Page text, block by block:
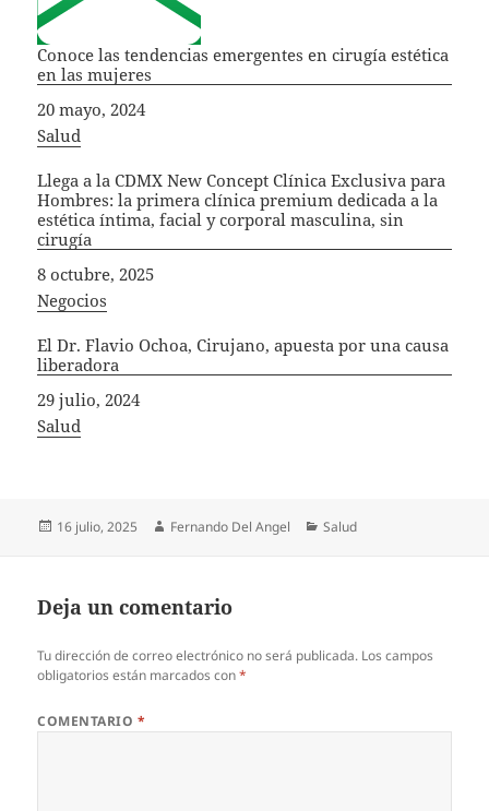
Conoce las tendencias emergentes en cirugía estética
en las mujeres
Fecha
20 mayo, 2024
In relation to
Salud
Llega a la CDMX New Concept Clínica Exclusiva para
Hombres: la primera clínica premium dedicada a la
estética íntima, facial y corporal masculina, sin
cirugía
Fecha
8 octubre, 2025
In relation to
Negocios
El Dr. Flavio Ochoa, Cirujano, apuesta por una causa
liberadora
Fecha
29 julio, 2024
In relation to
Salud
Publicado
16 julio, 2025 Autor
Fernando Del Angel Categorías
Salud
Deja un comentario
Tu dirección de correo electrónico no será publicada. Los campos
obligatorios están marcados con*
COMENTARIO *